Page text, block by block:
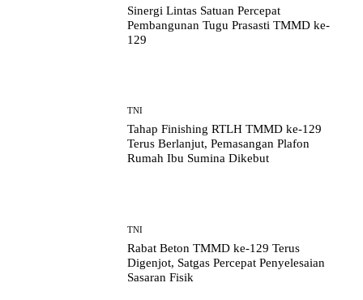
Sinergi Lintas Satuan Percepat
Pembangunan Tugu Prasasti TMMD ke-
129
TNI
Tahap Finishing RTLH TMMD ke-129
Terus Berlanjut, Pemasangan Plafon
Rumah Ibu Sumina Dikebut
TNI
Rabat Beton TMMD ke-129 Terus
Digenjot, Satgas Percepat Penyelesaian
Sasaran Fisik